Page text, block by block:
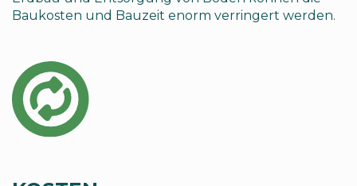
Baukosten und Bauzeit enorm verringert werden.